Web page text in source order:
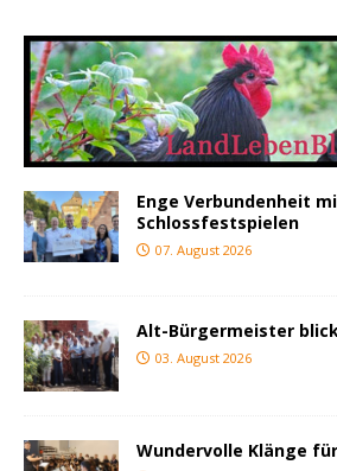
Enge Verbundenheit
Schlossfestspielen
07. August 2026
Alt-Bürgermeister
03. August 2026
Wundervolle Klänge